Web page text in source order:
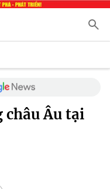
châu Âu tại